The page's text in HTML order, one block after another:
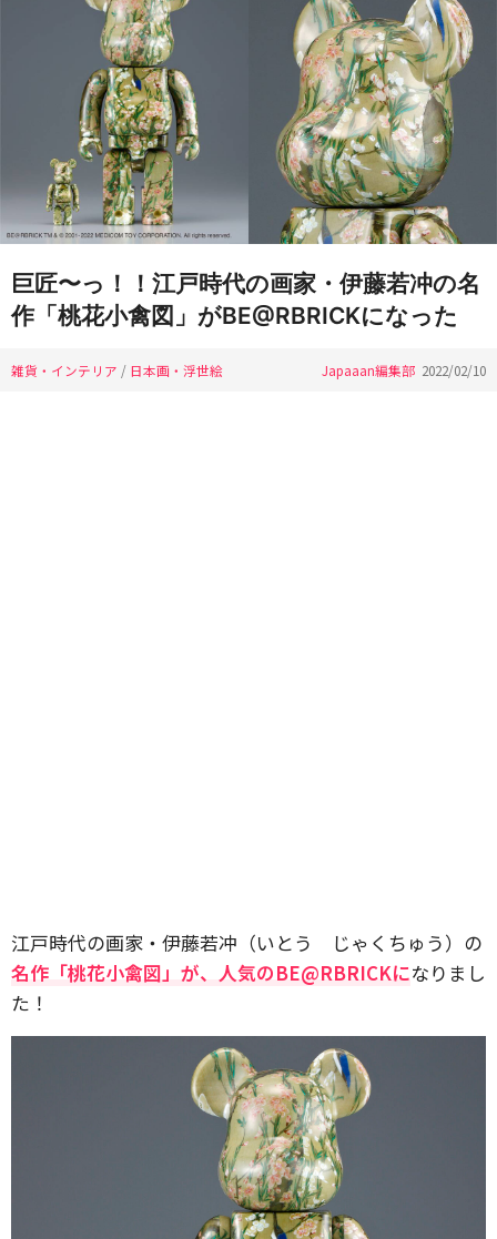
巨匠〜っ！！江戸時代の画家・伊藤若冲の名
作「桃花小禽図」がBE@RBRICKになった
雑貨・インテリア / 日本画・浮世絵 Japaaan編集部 2022/02/10
江戸時代の画家・伊藤若冲（いとう じゃくちゅう）の
名作「桃花小禽図」が、人気のBE@RBRICKになりまし
た！